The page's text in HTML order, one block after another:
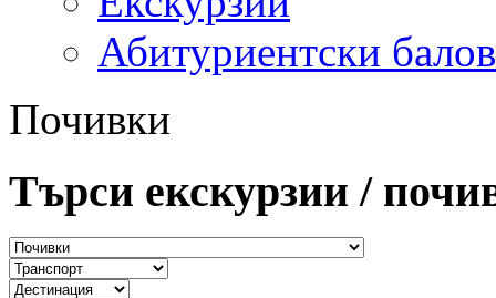
Абитуриентски
Почивки
Търси екскурзии /